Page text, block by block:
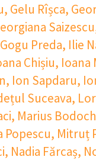
, Gelu Rîșca,
Saizescu
Gogu Preda, Ilie
Chișiu, Ioana
, Ion Sapdaru,
Suceava,
, Marius
Popescu, Mitruț
, Nadia Fărcaș,